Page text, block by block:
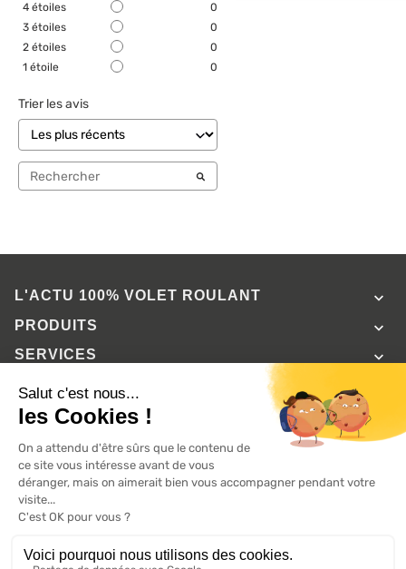
4 étoiles
0
3 étoiles
0
2 étoiles
0
1 étoile 0
Trier les avis
L'ACTU 100%VOLET ROULANT 
PRODUITS 
SERVICES 
INFORMATIONS
A propos de 100% volets roulant
Conditions générales de vente
2026 ©, Tous droits réservés